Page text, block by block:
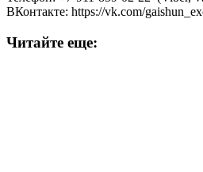
ВКонтакте: https://vk.com/
Читайте еще: